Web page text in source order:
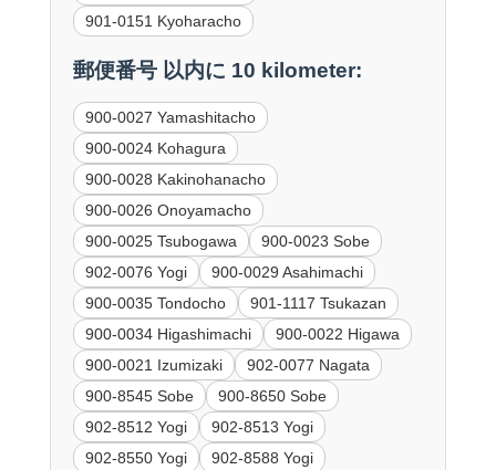
901-0151 Kyoharacho
郵便番号 以内に 10 kilometer:
900-0027 Yamashitacho
900-0024 Kohagura
900-0028 Kakinohanacho
900-0026 Onoyamacho
900-0025 Tsubogawa
900-0023 Sobe
902-0076 Yogi
900-0029 Asahimachi
900-0035 Tondocho
901-1117 Tsukazan
900-0034 Higashimachi
900-0022 Higawa
900-0021 Izumizaki
902-0077 Nagata
900-8545 Sobe
900-8650 Sobe
902-8512 Yogi
902-8513 Yogi
902-8550 Yogi
902-8588 Yogi